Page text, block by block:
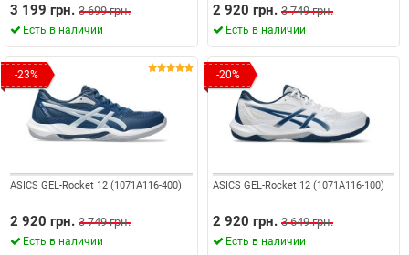
3 199 грн. 3 699 грн.
Есть в наличии
2 920 грн. 3 749 грн.
Есть в наличии
-23%
ASICS GEL-Rocket 12 (1071A116-400)
2 920 грн. 3 749 грн.
Есть в наличии
-20%
ASICS GEL-Rocket 12 (1071A116-100)
2 920 грн. 3 649 грн.
Есть в наличии